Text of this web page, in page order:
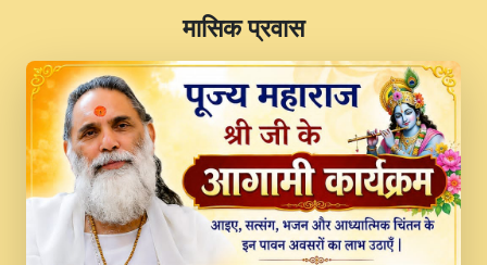
JINU SATGURU AAP BULAVE by Rasik
Pawan ji 20-11-19 Sankirtan At VEER JI
PRABHU KUTEER CHANNEL.mp3
Kina Sohna Tera Bhawan Sajaya Mata
Vaishno Devi Aarti Mata Rani Bhajan By
Lakhwinder Wadali Ji.mp3
MERE MANN VICH KANTH KALER
NEW PUNAJBI DEVOTIONAL SONG 2017
​मासिक प्रवास